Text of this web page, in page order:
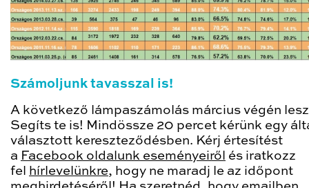
Számoljunk tavasszal is!
A következő lámpaszámolás március végén
Segíts te is! Mindössze 20 percet kérünk egy
választott kereszteződésben. Kérj értesítést
a Facebook oldalunk eseményeiről
és iratkozz
fel
hírlevelünkre, hogy ne maradj le az időpont